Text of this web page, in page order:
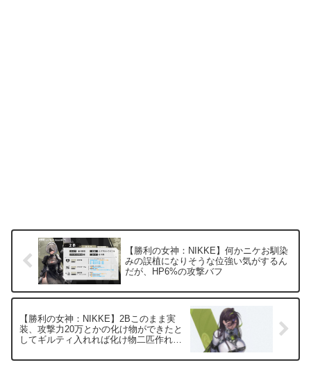
【勝利の女神：NIKKE】何かニケお馴染
みの誤植になりそうな位強い気がするん
だが、HP6%の攻撃バフ
【勝利の女神：NIKKE】2Bこのまま実
装、攻撃力20万とかの化け物ができたと
してギルティ入れれば化け物二匹作れる